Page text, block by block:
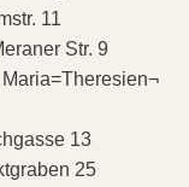
11
Str. 9
13
25